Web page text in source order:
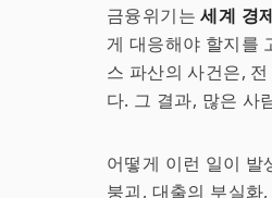
금융위기는세계 경
게 대응해야 할지를
스 파산의 사건은,
다. 그 결과, 많은 사
어떻게 이런 일이 발
붕괴, 대출의 부실화